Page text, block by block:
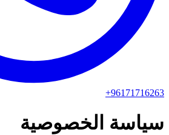
+96171716263
سياسة الخصوصية